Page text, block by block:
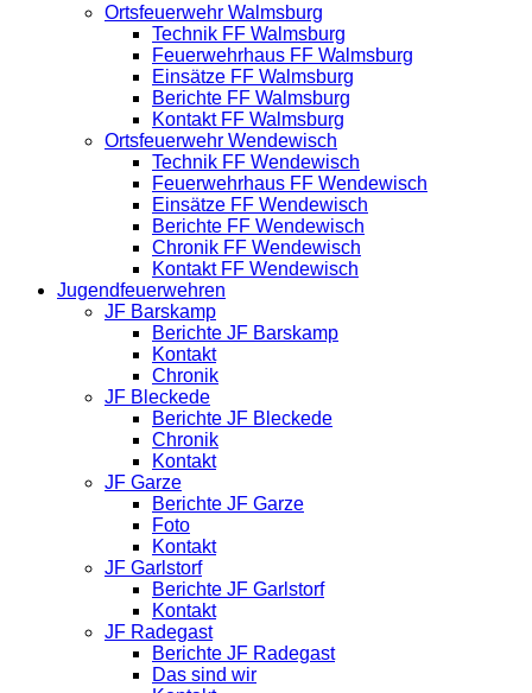
Ortsfeuerwehr Walmsburg
Technik FF Walmsburg
Feuerwehrhaus FF Walmsburg
Einsätze FF Walmsburg
Berichte FF Walmsburg
Kontakt FF Walmsburg
Ortsfeuerwehr Wendewisch
Technik FF Wendewisch
Feuerwehrhaus FF Wendewisch
Einsätze FF Wendewisch
Berichte FF Wendewisch
Chronik FF Wendewisch
Kontakt FF Wendewisch
Jugendfeuerwehren
JF Barskamp
Berichte JF Barskamp
Kontakt
Chronik
JF Bleckede
Berichte JF Bleckede
Chronik
Kontakt
JF Garze
Berichte JF Garze
Foto
Kontakt
JF Garlstorf
Berichte JF Garlstorf
Kontakt
JF Radegast
Berichte JF Radegast
Das sind wir